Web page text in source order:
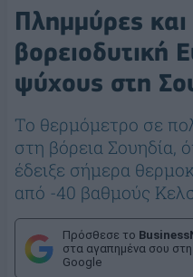
Πλημμύρες και
βορειοδυτική
ψύχους στη
Το θερμόμετρο σε
στη βόρεια Σουηδία,
έδειξε σήμερα
από -40 βαθμούς
Πρόσθεσε το
στα αγαπημένα σου στη
Google